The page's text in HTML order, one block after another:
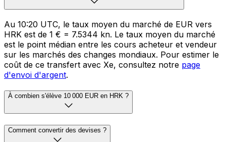
Au 10:20 UTC, le taux moyen du marché de EUR vers
HRK est de 1 € = 7.5344 kn. Le taux moyen du marché
est le point médian entre les cours acheteur et vendeur
sur les marchés des changes mondiaux. Pour estimer le
coût de ce transfert avec Xe, consultez notre page
d'envoi d'argent.
À combien s'élève 10 000 EUR en HRK ?
Comment convertir des devises ?